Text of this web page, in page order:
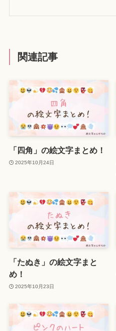
関連記事
「四角」の絵文字まとめ！
2025年10月24日
「たぬき」の絵文字まと
め！
2025年10月23日